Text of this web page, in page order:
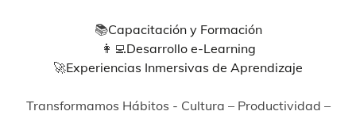
📚Capacitación y Formación
👩‍💻Desarrollo e-Learning
🚀Experiencias Inmersivas de Aprendizaje
Transformamos Hábitos - Cultura – Productividad –